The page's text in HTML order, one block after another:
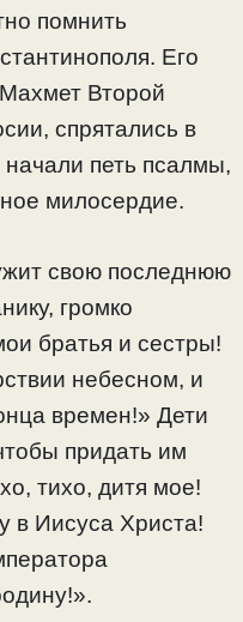
помнить
Его
Второй
спрятались в
петь псалмы,
милосердие.
свою последнюю
громко
братья и сестры!
небесном, и
времен!» Дети
придать им
тихо, дитя мое!
в Иисуса Христа!